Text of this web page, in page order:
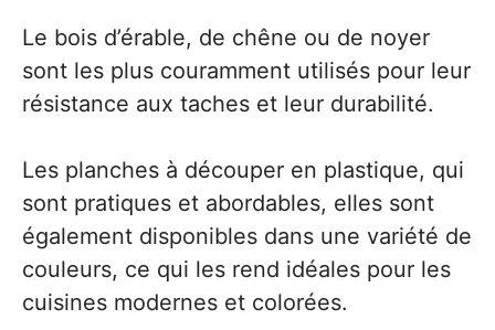
Le bois d’érable, de chêne ou de noyer
sont les plus couramment utilisés pour leur
résistance aux taches et leur durabilité.
Les planches à découper en plastique, qui
sont pratiques et abordables, elles sont
également disponibles dans une variété de
couleurs, ce qui les rend idéales pour les
cuisines modernes et colorées.